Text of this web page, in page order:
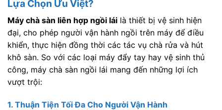
Lựa Chọn Ưu Việt?
Máy chà sàn liên hợp ngồi lái là thiết bị vệ sinh hiện
đại, cho phép người vận hành ngồi trên máy để điều
khiển, thực hiện đồng thời các tác vụ chà rửa và hút
khô sàn. So với các loại máy đẩy tay hay vệ sinh thủ
công, máy chà sàn ngồi lái mang đến những lợi ích
vượt trội:
1. Thuận Tiện Tối Đa Cho Người Vận Hành